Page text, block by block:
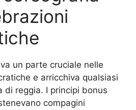
un parte cruciale nelle
e arricchiva qualsiasi
di reggia. I principi bonus
compagini